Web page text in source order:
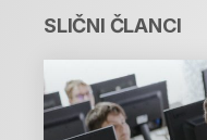
SLIČNI ČLANCI